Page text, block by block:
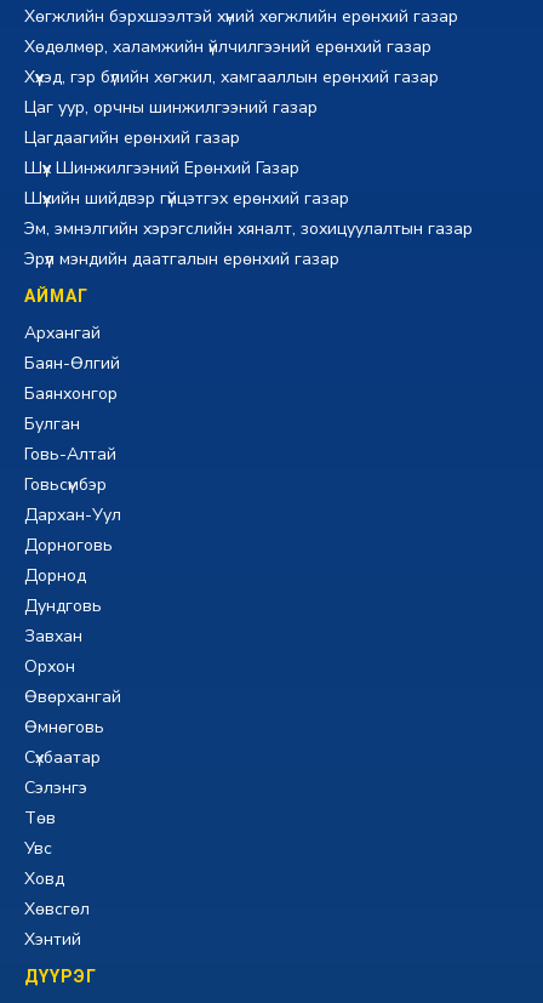
Хөгжлийн бэрхшээлтэй хүний хөгжлийн ерөнхий газар
Хөдөлмөр, халамжийн үйлчилгээний ерөнхий газар
Хүүхэд, гэр бүлийн хөгжил, хамгааллын ерөнхий газар
Цаг уур, орчны шинжилгээний газар
Цагдаагийн ерөнхий газар
Шүүх Шинжилгээний Ерөнхий Газар
Шүүхийн шийдвэр гүйцэтгэх ерөнхий газар
Эм, эмнэлгийн хэрэгслийн хяналт, зохицуулалтын газар
Эрүүл мэндийн даатгалын ерөнхий газар
АЙМАГ
Архангай
Баян-Өлгий
Баянхонгор
Булган
Говь-Алтай
Говьсүмбэр
Дархан-Уул
Дорноговь
Дорнод
Дундговь
Завхан
Орхон
Өвөрхангай
Өмнөговь
Сүхбаатар
Сэлэнгэ
Төв
Увс
Ховд
Хөвсгөл
Хэнтий
ДҮҮРЭГ